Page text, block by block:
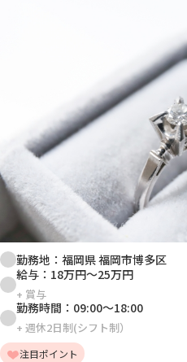
勤務地： 福岡県 福岡市博多区
給与： 18万円～25万円
+ 賞与
勤務時間： 09:00～18:00
+ 週休2日制(シフト制）
注目ポイント